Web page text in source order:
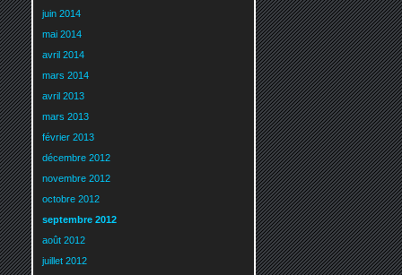
juin 2014
mai 2014
avril 2014
mars 2014
avril 2013
mars 2013
février 2013
décembre 2012
novembre 2012
octobre 2012
septembre 2012
août 2012
juillet 2012